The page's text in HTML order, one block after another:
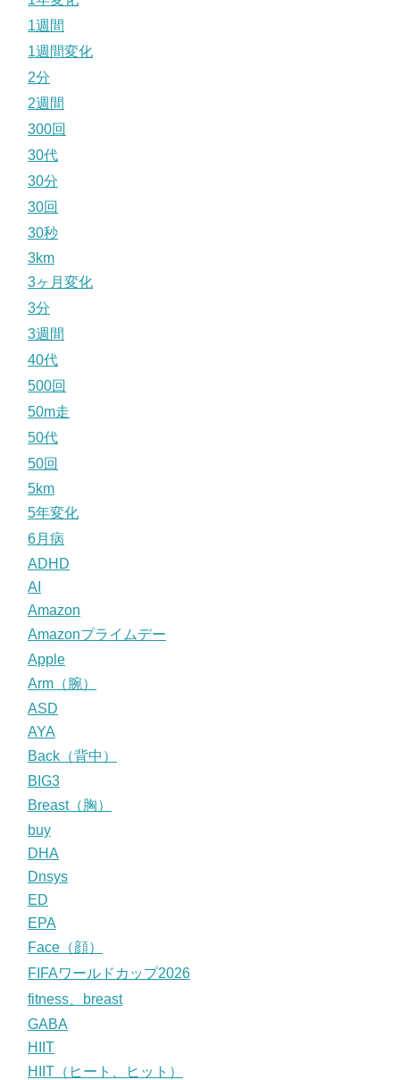
1週間
1週間変化
2分
2週間
300回
30代
30分
30回
30秒
3km
3ヶ月変化
3分
3週間
40代
500回
50m走
50代
50回
5km
5年変化
6月病
ADHD
AI
Amazon
Amazonプライムデー
Apple
Arm（腕）
ASD
AYA
Back（背中）
BIG3
Breast（胸）
buy
DHA
Dnsys
ED
EPA
Face（顔）
FIFAワールドカップ2026
fitness、breast
GABA
HIIT
HIIT（ヒート、ヒット）